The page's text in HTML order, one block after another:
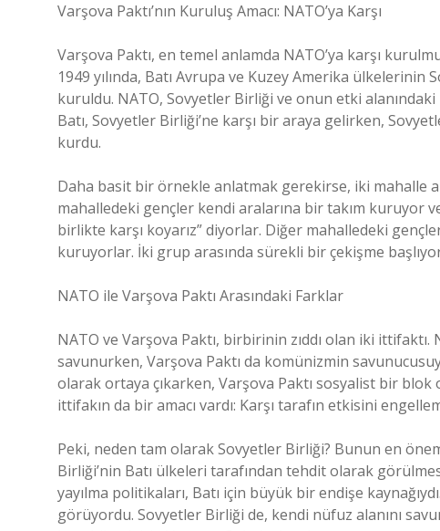
Varşova Paktı’nın Kuruluş Amacı: NATO’ya Karşı
Varşova Paktı, en temel anlamda NATO’ya karşı
1949 yılında, Batı Avrupa ve Kuzey Amerika
kuruldu. NATO, Sovyetler Birliği ve onun etki
Batı, Sovyetler Birliği’ne karşı bir araya gelirken,
kurdu.
Daha basit bir örnekle anlatmak gerekirse, iki mahalle
mahalledeki gençler kendi aralarına bir takım kuruyor
birlikte karşı koyarız” diyorlar. Diğer mahalledeki
kuruyorlar. İki grup arasında sürekli bir çekişme
NATO ile Varşova Paktı Arasındaki Farklar
NATO ve Varşova Paktı, birbirinin zıddı olan iki ittifaktı.
savunurken, Varşova Paktı da komünizmin
olarak ortaya çıkarken, Varşova Paktı sosyalist bir
ittifakın da bir amacı vardı: Karşı tarafın etkisini
Peki, neden tam olarak Sovyetler Birliği? Bunun en
Birliği’nin Batı ülkeleri tarafından tehdit olarak
yayılma politikaları, Batı için büyük bir endişe
görüyordu. Sovyetler Birliği de, kendi nüfuz alanını